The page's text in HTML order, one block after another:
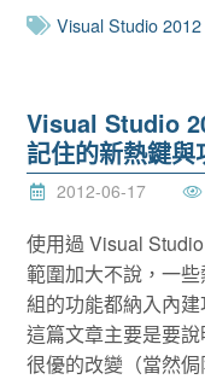
Visual Studio 2012
Visual Studio
記住的新熱鍵與
2012-06-17
使用過 Visual
範圍加大不說，一
組的功能都納入內
這篇文章主要是要
很優的改變（當然侷